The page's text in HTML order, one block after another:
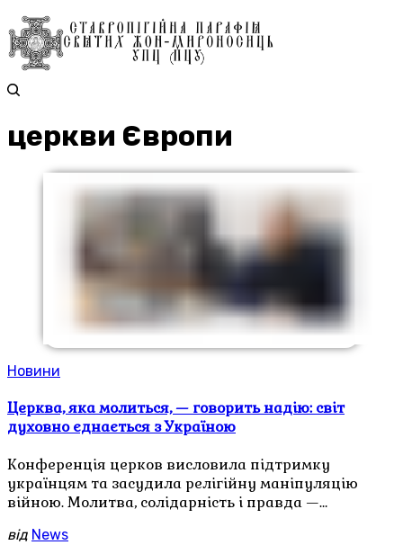
церкви Європи
Новини
Церква, яка молиться, — говорить надію: світ
духовно єднається з Україною
Конференція церков висловила підтримку
українцям та засудила релігійну маніпуляцію
війною. Молитва, солідарність і правда —…
від News